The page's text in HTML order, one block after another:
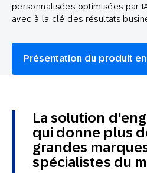
personnalisées optimisées par
avec à la clé des résultats
Présentation du produit en
La solution
qui donne plus
grandes
spécialistes du